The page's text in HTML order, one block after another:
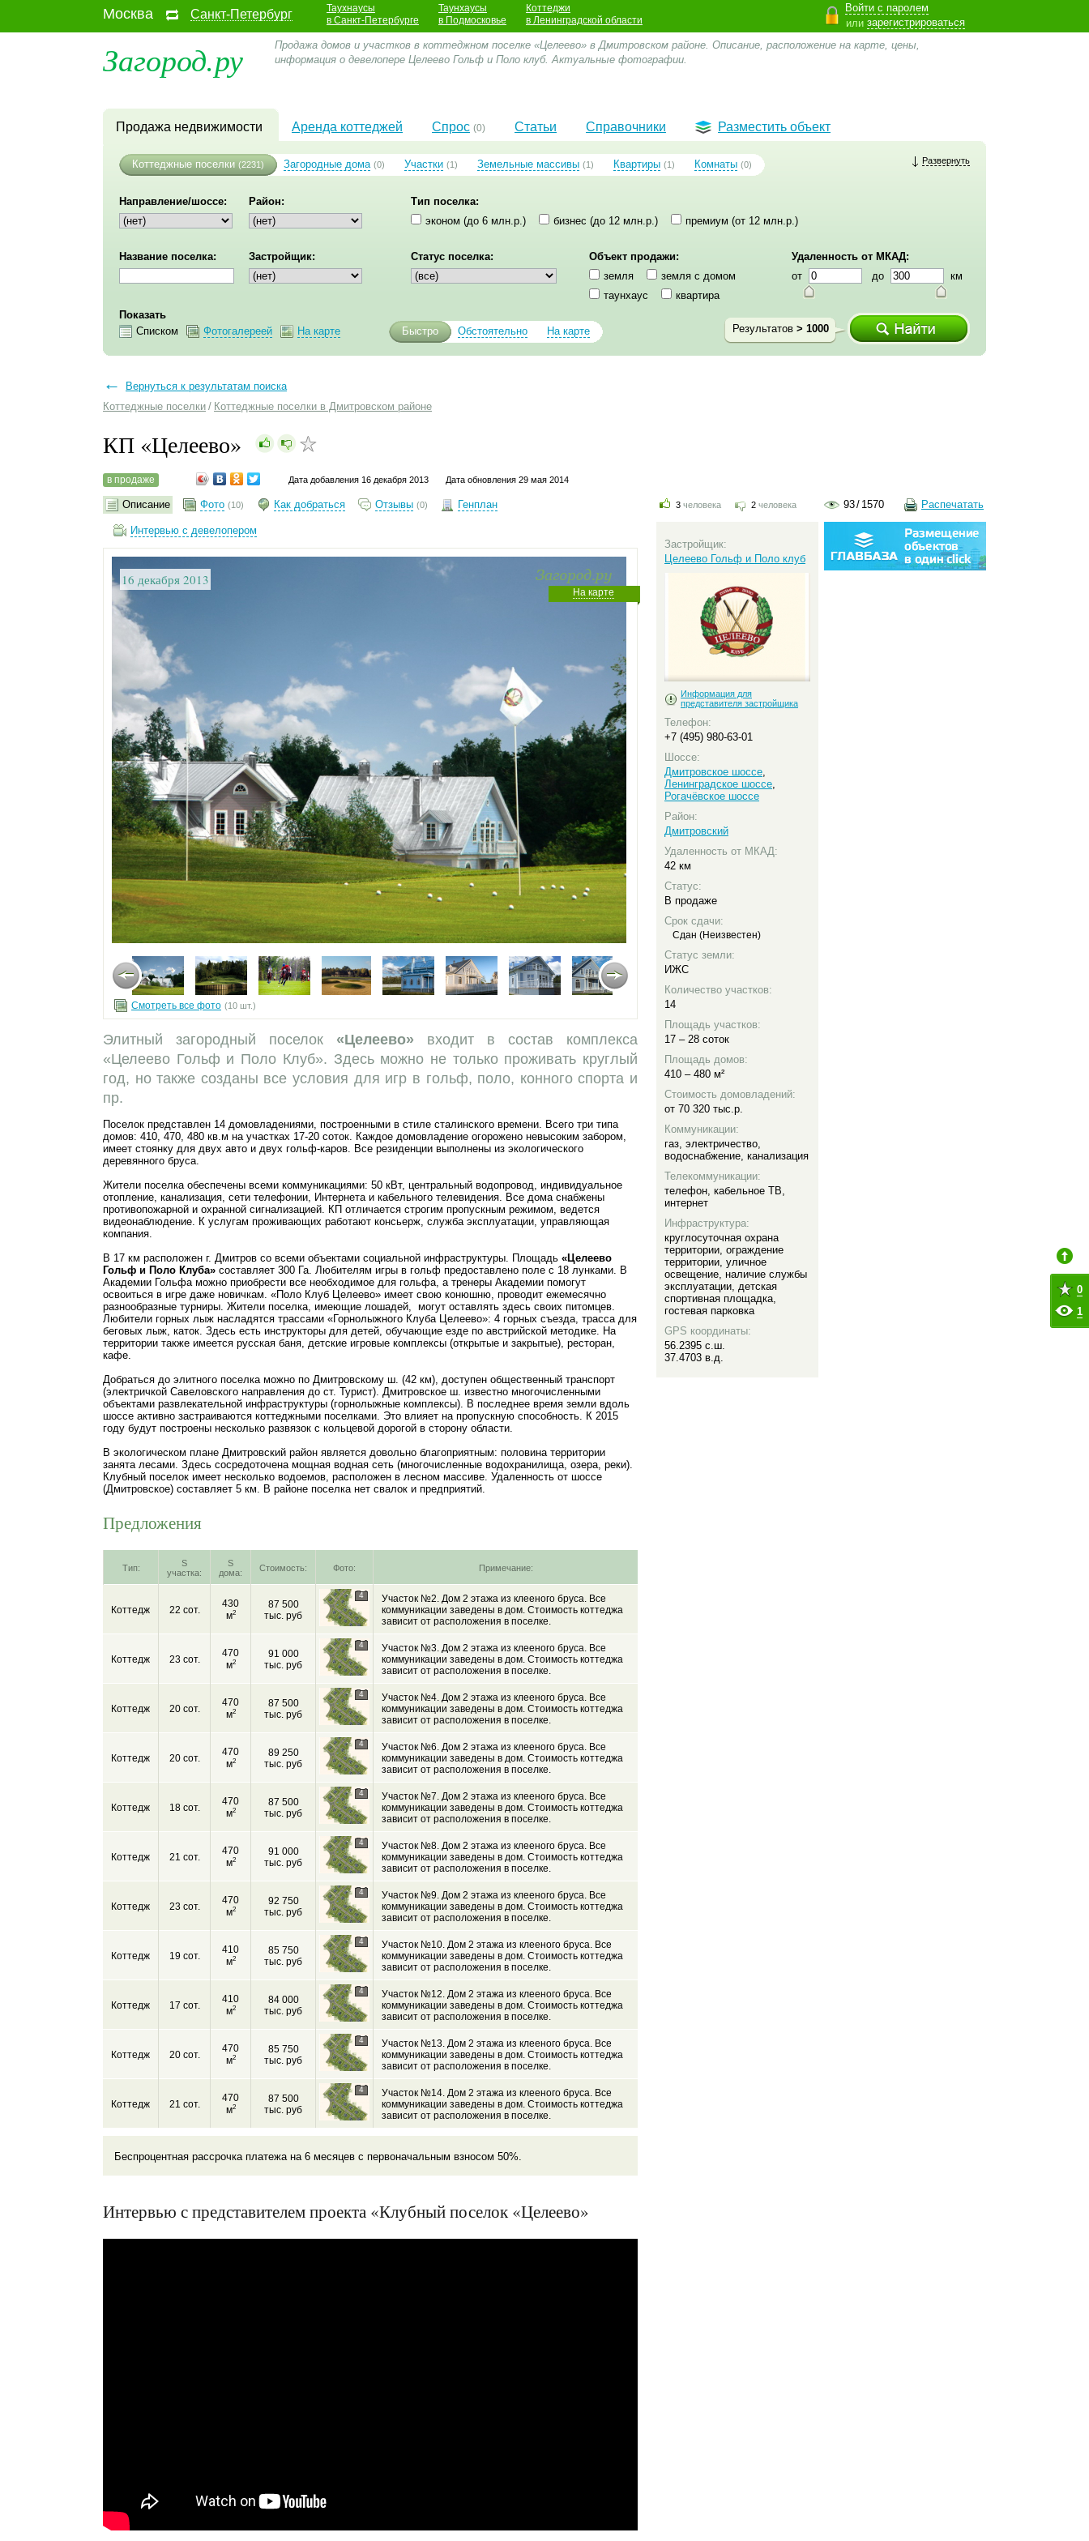
Москва Санкт-Петербург
Таухнаусы
в Санкт-Петербурге
Таунхаусы
в Подмосковье
Коттеджи
в Ленинградской области
Войти с паролем
или зарегистрироваться
Загород.ру
Продажа домов и участков в коттеджном поселке «Целеево» в Дмитровском районе. Описание, расположение на карте, цены,
информация о девелопере Целеево Гольф и Поло клуб. Актуальные фотографии.
Продажа недвижимости Аренда коттеджей Спрос (0) Статьи Справочники Разместить объект
Коттеджные поселки (2231) Загородные дома (0) Участки (1) Земельные массивы (1) Квартиры (1) Комнаты (0) Развернуть
Направление/шоссе: Район:
Тип поселка:
эконом (до 6 млн.р.)
бизнес (до 12 млн.р.) премиум (от 12 млн.р.)
Название поселка: Застройщик: Статус поселка:
Объект продажи:
земля
земля с домом
таунхаус
квартира
Удаленность от МКАД:
от
до км
Показать
Списком
Фотогалереей На карте Быстро Обстоятельно На карте Результатов > 1000
←
Вернуться к результатам поиска
Коттеджные поселки / Коттеджные поселки в Дмитровском районе
КП «Целеево»
в продаже Дата добавления 16 декабря 2013 Дата обновления 29 мая 2014
Описание Фото (10) Как добраться Отзывы (0) Генплан
Интервью с девелопером
На карте
16 декабря 2013
Смотреть все фото (10 шт.)
Элитный загородный поселок «Целеево» входит в состав комплекса
«Целеево Гольф и Поло Клуб». Здесь можно не только проживать круглый
год, но также созданы все условия для игр в гольф, поло, конного спорта и
пр.
Поселок представлен 14 домовладениями, построенными в стиле сталинского времени. Всего три типа
домов: 410, 470, 480 кв.м на участках 17-20 соток. Каждое домовладение огорожено невысоким забором,
имеет стоянку для двух авто и двух гольф-каров. Все резиденции выполнены из экологического
деревянного бруса.
Жители поселка обеспечены всеми коммуникациями: 50 кВт, центральный водопровод, индивидуальное
отопление, канализация, сети телефонии, Интернета и кабельного телевидения. Все дома снабжены
противопожарной и охранной сигнализацией. КП отличается строгим пропускным режимом, ведется
видеонаблюдение. К услугам проживающих работают консьерж, служба эксплуатации, управляющая
компания.
В 17 км расположен г. Дмитров со всеми объектами социальной инфраструктуры. Площадь «Целеево
Гольф и Поло Клуба» составляет 300 Га. Любителям игры в гольф предоставлено поле с 18 лунками. В
Академии Гольфа можно приобрести все необходимое для гольфа, а тренеры Академии помогут
освоиться в игре даже новичкам. «Поло Клуб Целеево» имеет свою конюшню, проводит ежемесячно
разнообразные турниры. Жители поселка, имеющие лошадей, могут оставлять здесь своих питомцев.
Любители горных лыж насладятся трассами «Горнолыжного Клуба Целеево»: 4 горных съезда, трасса для
беговых лыж, каток. Здесь есть инструкторы для детей, обучающие езде по австрийской методике. На
территории также имеется русская баня, детские игровые комплексы (открытые и закрытые), ресторан,
кафе.
Добраться до элитного поселка можно по Дмитровскому ш. (42 км), доступен общественный транспорт
(электричкой Савеловского направления до ст. Турист). Дмитровское ш. известно многочисленными
объектами развлекательной инфраструктуры (горнолыжные комплексы). В последнее время земли вдоль
шоссе активно застраиваются коттеджными поселками. Это влияет на пропускную способность. К 2015
году будут построены несколько развязок с кольцевой дорогой в сторону области.
В экологическом плане Дмитровский район является довольно благоприятным: половина территории
занята лесами. Здесь сосредоточена мощная водная сеть (многочисленные водохранилища, озера, реки).
Клубный поселок имеет несколько водоемов, расположен в лесном массиве. Удаленность от шоссе
(Дмитровское) составляет 5 км. В районе поселка нет свалок и предприятий.
Предложения
Тип:
S
участка:
S
дома:
Стоимость: Фото: Примечание:
Коттедж 22 сот.
430
м2
87 500
тыс. руб
4
Участок №2. Дом 2 этажа из клееного бруса. Все
коммуникации заведены в дом. Стоимость коттеджа
зависит от расположения в поселке.
Коттедж 23 сот.
470
м2
91 000
тыс. руб
4
Участок №3. Дом 2 этажа из клееного бруса. Все
коммуникации заведены в дом. Стоимость коттеджа
зависит от расположения в поселке.
Коттедж 20 сот.
470
м2
87 500
тыс. руб
4
Участок №4. Дом 2 этажа из клееного бруса. Все
коммуникации заведены в дом. Стоимость коттеджа
зависит от расположения в поселке.
Коттедж 20 сот.
470
м2
89 250
тыс. руб
4
Участок №6. Дом 2 этажа из клееного бруса. Все
коммуникации заведены в дом. Стоимость коттеджа
зависит от расположения в поселке.
Коттедж 18 сот.
470
м2
87 500
тыс. руб
4
Участок №7. Дом 2 этажа из клееного бруса. Все
коммуникации заведены в дом. Стоимость коттеджа
зависит от расположения в поселке.
Коттедж 21 сот.
470
м2
91 000
тыс. руб
4
Участок №8. Дом 2 этажа из клееного бруса. Все
коммуникации заведены в дом. Стоимость коттеджа
зависит от расположения в поселке.
Коттедж 23 сот.
470
м2
92 750
тыс. руб
4
Участок №9. Дом 2 этажа из клееного бруса. Все
коммуникации заведены в дом. Стоимость коттеджа
зависит от расположения в поселке.
Коттедж 19 сот.
410
м2
85 750
тыс. руб
4
Участок №10. Дом 2 этажа из клееного бруса. Все
коммуникации заведены в дом. Стоимость коттеджа
зависит от расположения в поселке.
Коттедж 17 сот.
410
м2
84 000
тыс. руб
4
Участок №12. Дом 2 этажа из клееного бруса. Все
коммуникации заведены в дом. Стоимость коттеджа
зависит от расположения в поселке.
Коттедж 20 сот.
470
м2
85 750
тыс. руб
4
Участок №13. Дом 2 этажа из клееного бруса. Все
коммуникации заведены в дом. Стоимость коттеджа
зависит от расположения в поселке.
Коттедж 21 сот.
470
м2
87 500
тыс. руб
4
Участок №14. Дом 2 этажа из клееного бруса. Все
коммуникации заведены в дом. Стоимость коттеджа
зависит от расположения в поселке.
Беспроцентная рассрочка платежа на 6 месяцев с первоначальным взносом 50%.
Интервью с представителем проекта «Клубный поселок «Целеево»
3 человека 2 человека
Застройщик:
Целеево Гольф и Поло клуб
Информация для
представителя застройщика
Телефон:
+7 (495) 980-63-01
Шоссе:
Дмитровское шоссе,
Ленинградское шоссе,
Рогачёвское шоссе
Район:
Дмитровский
Удаленность от МКАД:
42 км
Статус:
В продаже
Срок сдачи:
Сдан (Неизвестен)
Статус земли:
ИЖС
Количество участков:
14
Площадь участков:
17 – 28 соток
Площадь домов:
410 – 480 м²
Стоимость домовладений:
от 70 320 тыс.р.
Коммуникации:
газ, электричество,
водоснабжение, канализация
Телекоммуникации:
телефон, кабельное ТВ,
интернет
Инфраструктура:
круглосуточная охрана
территории, ограждение
территории, уличное
освещение, наличие службы
эксплуатации, детская
спортивная площадка,
гостевая парковка
GPS координаты:
56.2395 с.ш.
37.4703 в.д.
93/ 1570 Распечатать
0
1